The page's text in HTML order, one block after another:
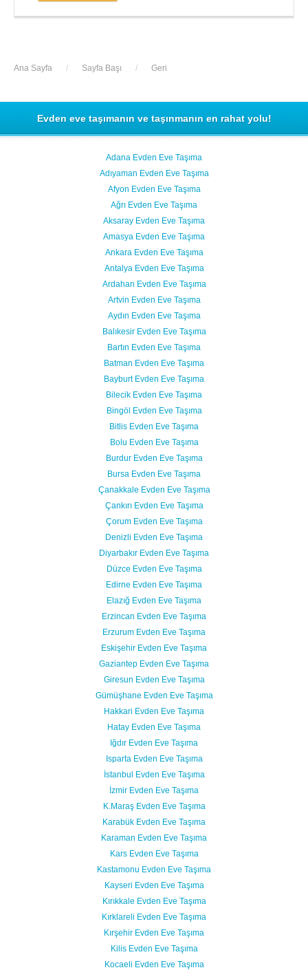
Ana Sayfa / Sayfa Başı / Geri
Evden eve taşımanın ve taşınmanın en rahat yolu!
Adana Evden Eve Taşıma
Adıyaman Evden Eve Taşıma
Afyon Evden Eve Taşıma
Ağrı Evden Eve Taşıma
Aksaray Evden Eve Taşıma
Amasya Evden Eve Taşıma
Ankara Evden Eve Taşıma
Antalya Evden Eve Taşıma
Ardahan Evden Eve Taşıma
Artvin Evden Eve Taşıma
Aydın Evden Eve Taşıma
Balıkesir Evden Eve Taşıma
Bartın Evden Eve Taşıma
Batman Evden Eve Taşıma
Bayburt Evden Eve Taşıma
Bilecik Evden Eve Taşıma
Bingöl Evden Eve Taşıma
Bitlis Evden Eve Taşıma
Bolu Evden Eve Taşıma
Burdur Evden Eve Taşıma
Bursa Evden Eve Taşıma
Çanakkale Evden Eve Taşıma
Çankırı Evden Eve Taşıma
Çorum Evden Eve Taşıma
Denizli Evden Eve Taşıma
Diyarbakır Evden Eve Taşıma
Düzce Evden Eve Taşıma
Edirne Evden Eve Taşıma
Elazığ Evden Eve Taşıma
Erzincan Evden Eve Taşıma
Erzurum Evden Eve Taşıma
Eskişehir Evden Eve Taşıma
Gaziantep Evden Eve Taşıma
Giresun Evden Eve Taşıma
Gümüşhane Evden Eve Taşıma
Hakkari Evden Eve Taşıma
Hatay Evden Eve Taşıma
Iğdır Evden Eve Taşıma
Isparta Evden Eve Taşıma
İstanbul Evden Eve Taşıma
İzmir Evden Eve Taşıma
K.Maraş Evden Eve Taşıma
Karabük Evden Eve Taşıma
Karaman Evden Eve Taşıma
Kars Evden Eve Taşıma
Kastamonu Evden Eve Taşıma
Kayseri Evden Eve Taşıma
Kırıkkale Evden Eve Taşıma
Kırklareli Evden Eve Taşıma
Kırşehir Evden Eve Taşıma
Kilis Evden Eve Taşıma
Kocaeli Evden Eve Taşıma